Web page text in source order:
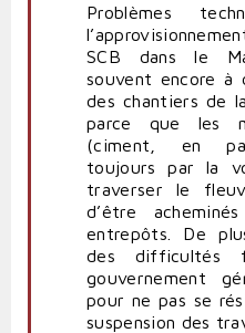
Problèmes
SCB dans le
souvent encore à
des chantiers de
parce que les
(ciment, en
toujours par la
traverser le
d’être
entrepôts. De
des difficultés
gouvernement
pour ne pas se
suspension des